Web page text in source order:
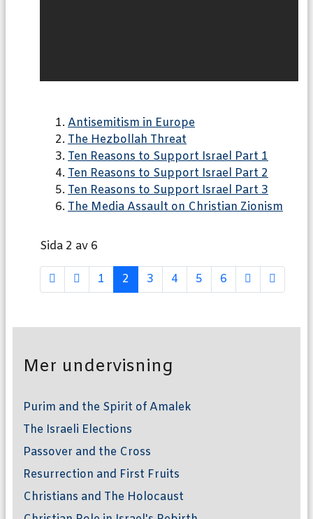
Antisemitism in Europe
The Hezbollah Threat
Ten Reasons to Support Israel Part 1
Ten Reasons to Support Israel Part 2
Ten Reasons to Support Israel Part 3
The Media Assault on Christian Zionism
Sida 2 av 6
1 2 3 4 5 6
Mer undervisning
Purim and the Spirit of Amalek
The Israeli Elections
Passover and the Cross
Resurrection and First Fruits
Christians and The Holocaust